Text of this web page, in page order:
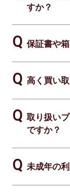
すか？
保証書や
高く買い
取り扱い
ですか？
未成年の